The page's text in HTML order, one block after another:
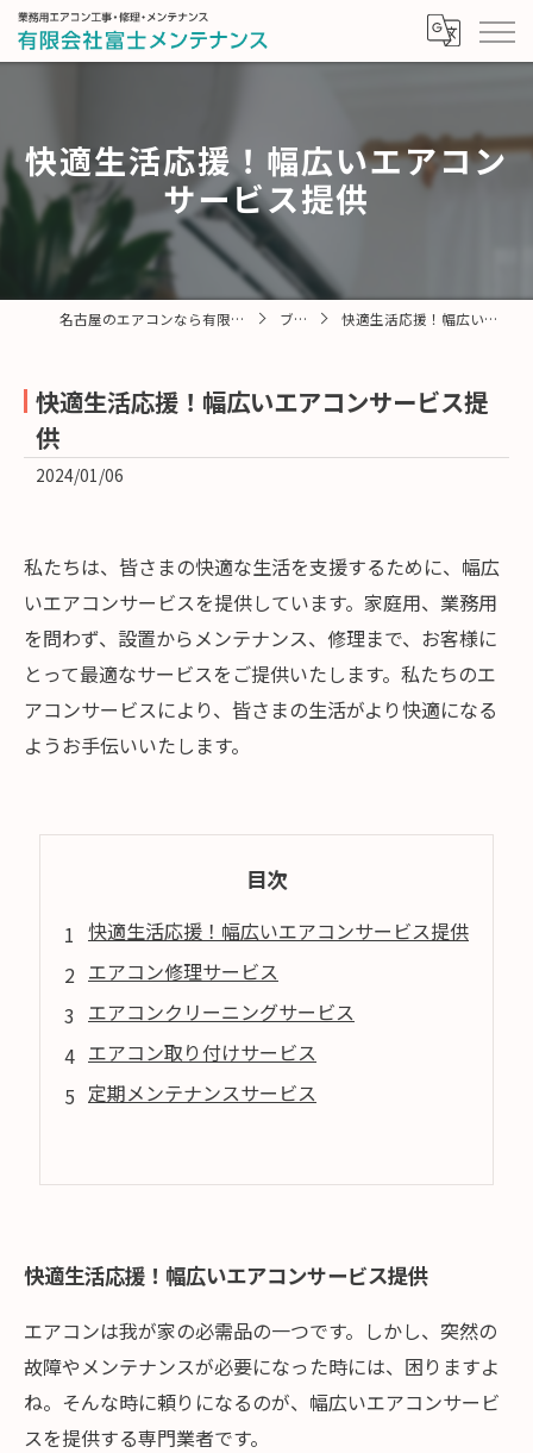
快適生活応援！幅広いエアコン
サービス提供
名古屋のエアコンなら有限会社富士メンテナンス ブログ 快適生活応援！幅広いエアコンサービス提供
快適生活応援！幅広いエアコンサービス提
供
2024/01/06
私たちは、皆さまの快適な生活を支援するために、幅広
いエアコンサービスを提供しています。家庭用、業務用
を問わず、設置からメンテナンス、修理まで、お客様に
とって最適なサービスをご提供いたします。私たちのエ
アコンサービスにより、皆さまの生活がより快適になる
ようお手伝いいたします。
目次
快適生活応援！幅広いエアコンサービス提供
エアコン修理サービス
エアコンクリーニングサービス
エアコン取り付けサービス
定期メンテナンスサービス
快適生活応援！幅広いエアコンサービス提供
エアコンは我が家の必需品の一つです。しかし、突然の
故障やメンテナンスが必要になった時には、困りますよ
ね。そんな時に頼りになるのが、幅広いエアコンサービ
スを提供する専門業者です。